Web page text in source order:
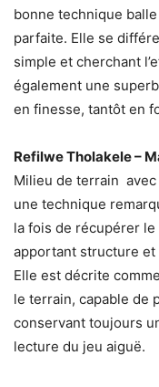
bonne technique
parfaite. Elle se
simple et cherchant
également une
en finesse, tantôt en
Refilwe Tholakele –
Milieu de terrain
une technique
la fois de récupérer
apportant structure
Elle est décrite
le terrain, capable de
conservant toujours
lecture du jeu aiguë.